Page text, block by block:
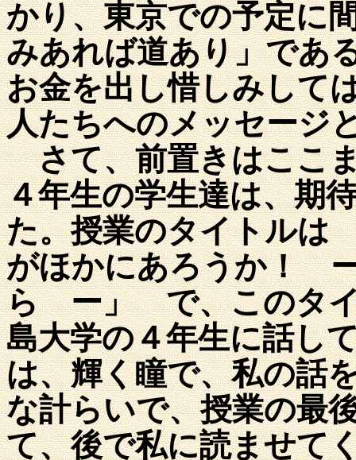
かり、東京での予定に
みあれば道あり」であ
お金を出し惜しみして
人たちへのメッセージ
さて、前置きはここ
４年生の学生達は、期
た。授業のタイトルは
がほかにあろうか！
ら ー」 で、このタイ
島大学の４年生に話し
は、輝く瞳で、私の話
な計らいで、授業の最
て、後で私に読ませて